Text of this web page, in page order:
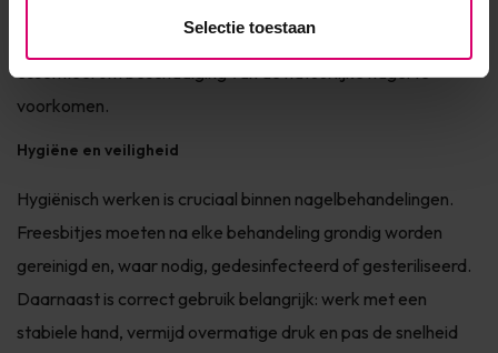
Selectie toestaan
worden gebruikt voor afwerking en detailwerk. De juiste
combinatie van grofheid, draaisnelheid en lichte druk is
essentieel om beschadiging van de natuurlijke nagel te
voorkomen.
Hygiëne en veiligheid
Hygiënisch werken is cruciaal binnen nagelbehandelingen.
Freesbitjes moeten na elke behandeling grondig worden
gereinigd en, waar nodig, gedesinfecteerd of gesteriliseerd.
Daarnaast is correct gebruik belangrijk: werk met een
stabiele hand, vermijd overmatige druk en pas de snelheid